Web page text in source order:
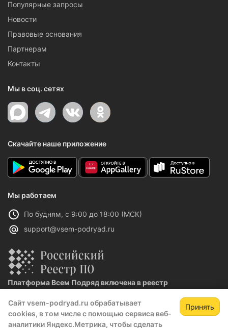
Сайт vsem-podryad.ru обрабатывает
cookies, в том числе с помощью сервиса веб-
аналитики Яндекс.Метрика, чтобы сделать
Принять
Популярные запросы
Новости
Правовые основания
Партнерам
Контакты
Мы в соц. сетях
Скачайте наше приложение
Мы работаем
По будням, с 9:00 до 18:00 (МСК)
support@vsem-podryad.ru
Платформа Всем Подряд включена в реестр
Реестровая запись №32021 от 06.02.2026